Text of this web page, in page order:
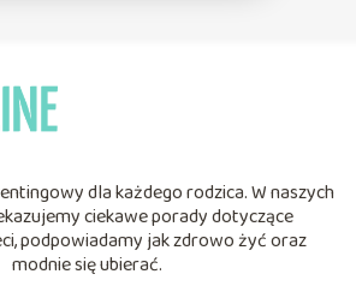
dla każdego rodzica. W naszych
ciekawe porady dotyczące
podpowiadamy jak zdrowo żyć oraz
modnie się ubierać.